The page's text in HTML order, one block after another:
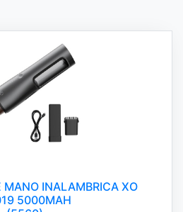
MANO INALAMBRICA XO
5000MAH